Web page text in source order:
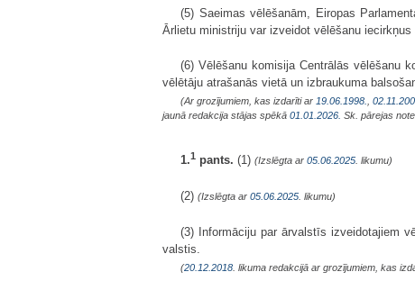
(5) Saeimas vēlēšanām, Eiropas
Ārlietu ministriju var izveidot vēlēšanu
(6) Vēlēšanu komisija Centrālās vēlēšanu
vēlētāju atrašanās vietā un izbraukuma
(Ar grozījumiem, kas izdarīti ar 19.06.1998.
jaunā redakcija stājas spēkā 01.01.2026. Sk. pārejas
1.1 pants. (1) (Izslēgta ar 05.06.2025 . likumu)
(2) (Izslēgta ar 05.06.2025 . likumu)
(3) Informāciju par ārvalstīs izveidotajiem
valstis.
(20.12.2018 . likuma redakcijā ar grozījumiem, kas